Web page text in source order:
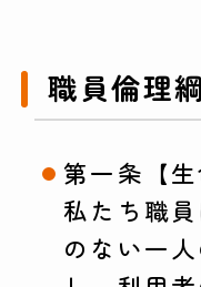
職員倫理
第一条【生
私たち職
のない一